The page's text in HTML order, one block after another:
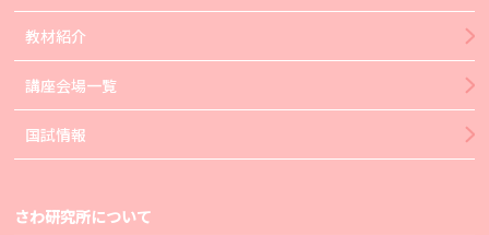
教材紹介
講座会場一覧
国試情報
さわ研究所について